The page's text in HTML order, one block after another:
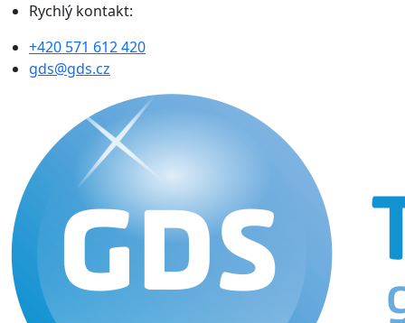
Rychlý kontakt:
+420 571 612 420
gds@gds.cz